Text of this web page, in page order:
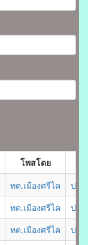
โพสโดย
ทต.เมืองศรีไค
ประ
ทต.เมืองศรีไค
ประ
ทต.เมืองศรีไค
ประ